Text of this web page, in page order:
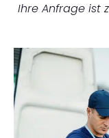
Ihre Anfrage ist